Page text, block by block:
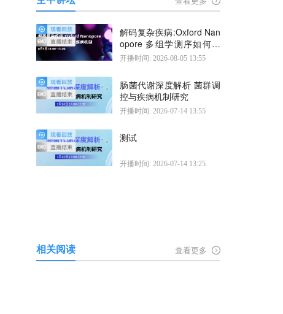
解码复杂疾病:Oxford Nan
opore 多组学测序如何揭
示疾病机制
开播时间: 2026-08-05 13:55
肠菌代谢深度解析 菌群调
控与疾病机制研究
开播时间: 2026-07-14 13:55
测试
开播时间: 2026-07-14 13:25
相关阅读 查看更多